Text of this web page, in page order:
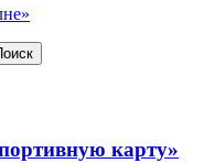
карту»